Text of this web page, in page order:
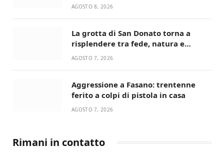
Santis
AGOSTO 8, 2026
La grotta di San Donato torna a
risplendere tra fede, natura e
devozione
AGOSTO 7, 2026
Aggressione a Fasano: trentenne
ferito a colpi di pistola in casa
AGOSTO 7, 2026
Rimani in contatto